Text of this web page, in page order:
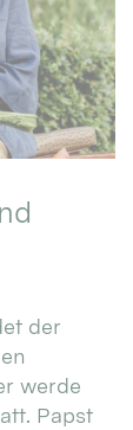
der
werde
Papst